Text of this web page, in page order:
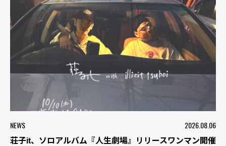
NEWS 2026.08.06
荘子it、ソロアルバム『人生劇場』リリースワンマン開催